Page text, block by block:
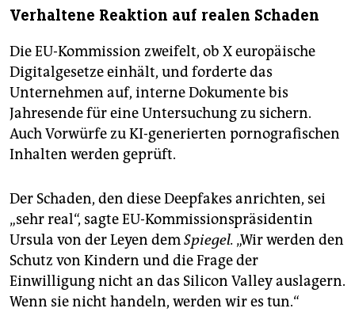
Datenschutzbehörde wenden – am besten parallel.
Wie schnell Inhalte verschwinden, hängt stark von der
diese rechtlich vorgegangen werden.
Auf EU-Ebene verpflichtet die Richtlinie zur
Bekämpfung von Gewalt gegen Frauen und häuslicher
Gewalt auch zum besseren Schutz vor digitaler
Gewalt. Darunter fällt auch das unbefugte Verfälschen
von Bildmaterial.
Verhaltene Reaktion auf realen Schaden
Die EU-Kommission zweifelt, ob X europäische
Digitalgesetze einhält, und forderte das
Unternehmen auf, interne Dokumente bis
Jahresende für eine Untersuchung zu sichern.
Auch Vorwürfe zu KI-generierten pornografischen
Inhalten werden geprüft.
Der Schaden, den diese Deepfakes anrichten, sei
„sehr real“, sagte EU-Kommissionspräsidentin
Ursula von der Leyen demSpiegel. „Wir werden den
Schutz von Kindern und die Frage der
Einwilligung nicht an das Silicon Valley auslagern.
Wenn sie nicht handeln, werden wir es tun.“